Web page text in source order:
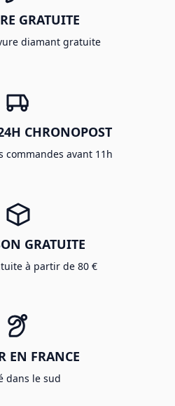
GRATUITE
diamant gratuite
CHRONOPOST
commandes avant 11h
GRATUITE
à partir de 80 €
EN FRANCE
dans le sud